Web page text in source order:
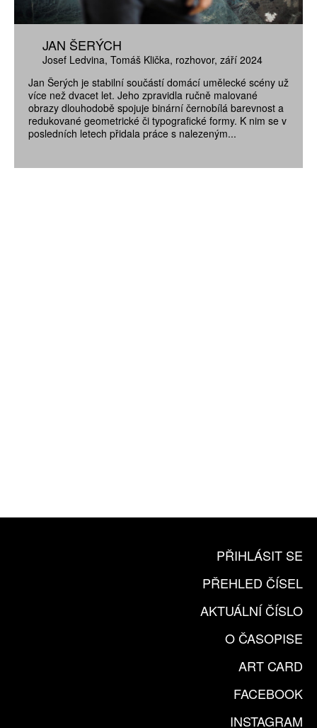
JAN ŠERÝCH
Josef Ledvina Tomáš Klička rozhovor září 2024
Jan Šerých je stabilní součástí domácí umělecké scény už
více než dvacet let. Jeho zpravidla ručně malované
obrazy dlouhodobě spojuje binární černobílá barevnost a
redukované geometrické či typografické formy. K nim se v
posledních letech přidala práce s nalezeným...
PŘIHLÁSIT SE
PŘEHLED ČÍSEL
AKTUÁLNÍ ČÍSLO
O ČASOPISE
ART CARD
FACEBOOK
INSTAGRAM